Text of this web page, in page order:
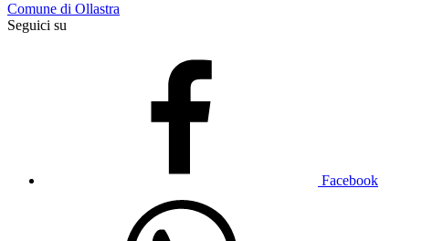
Comune di Ollastra
Seguici su
Facebook